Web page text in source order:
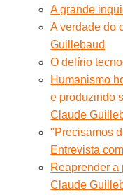
A grande
A verdade do
Guillebaud
O delírio
Humanismo
e produzindo
Claude
"Precisamos
Entrevista
Reaprender a
Claude